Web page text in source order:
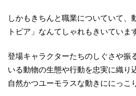
しかもきちんと職業についていて、
トピア」なんてしゃれもきいていま
登場キャラクターたちのしぐさや振
いる動物の生態や行動を忠実に織り
自然かつユーモラスな動きににっこ